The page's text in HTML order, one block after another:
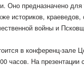
Оно предназначено
историков,
войны и
в конференц-зале
часов. На презентации